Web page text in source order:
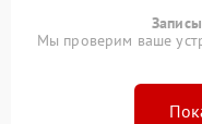
Мы проверим ваше